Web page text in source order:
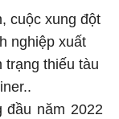
cuộc xung đột
nghiệp xuất
trạng thiếu tàu
đầu năm 2022